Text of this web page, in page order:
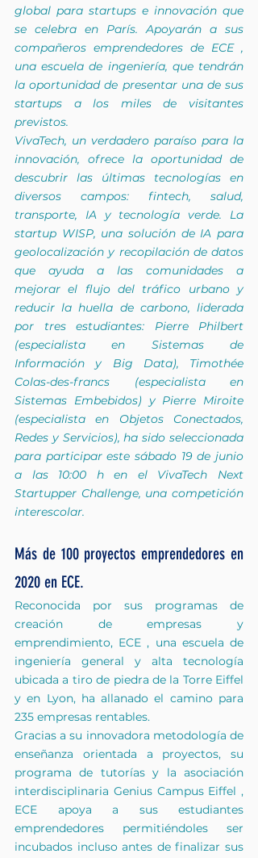
global para startups e innovación que
se celebra en París. Apoyarán a sus
compañeros emprendedores de ECE ,
una escuela de ingeniería, que tendrán
la oportunidad de presentar una de sus
startups a los miles de visitantes
previstos.
VivaTech, un verdadero paraíso para la
innovación, ofrece la oportunidad de
descubrir las últimas tecnologías en
diversos campos: fintech, salud,
transporte, IA y tecnología verde. La
startup WISP, una solución de IA para
geolocalización y recopilación de datos
que ayuda a las comunidades a
mejorar el flujo del tráfico urbano y
reducir la huella de carbono, liderada
por tres estudiantes: Pierre Philbert
(especialista en Sistemas de
Información y Big Data), Timothée
Colas-des-francs (especialista en
Sistemas Embebidos) y Pierre Miroite
(especialista en Objetos Conectados,
Redes y Servicios), ha sido seleccionada
para participar este sábado 19 de junio
a las 10:00 h en el VivaTech Next
Startupper Challenge, una competición
interescolar.
Más de 100 proyectos emprendedores en
2020 en ECE.
Reconocida por sus programas de
creación de empresas y
emprendimiento, ECE , una escuela de
ingeniería general y alta tecnología
ubicada a tiro de piedra de la Torre Eiffel
y en Lyon, ha allanado el camino para
235 empresas rentables.
Gracias a su innovadora metodología de
enseñanza orientada a proyectos, su
programa de tutorías y la asociación
interdisciplinaria Genius Campus Eiffel ,
ECE apoya a sus estudiantes
emprendedores permitiéndoles ser
incubados incluso antes de finalizar sus